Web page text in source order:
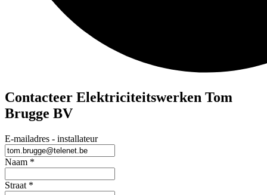
Contacteer Elektriciteitswerken Tom
Brugge BV
E-mailadres - installateur
Naam *
Straat *